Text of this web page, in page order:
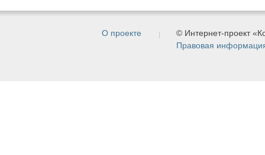
О проекте
© Интернет-проект
Правовая